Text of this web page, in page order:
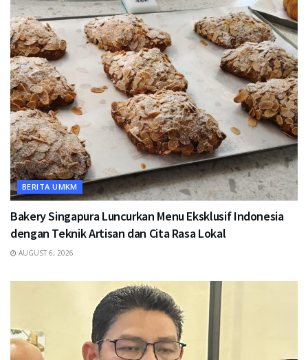
BERITA UMKM
Bakery Singapura Luncurkan Menu Eksklusif Indonesia
dengan Teknik Artisan dan Cita Rasa Lokal
AUGUST 6, 2026